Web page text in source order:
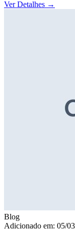
Ver Detalhes →
Blog
Adicionado em: 05/